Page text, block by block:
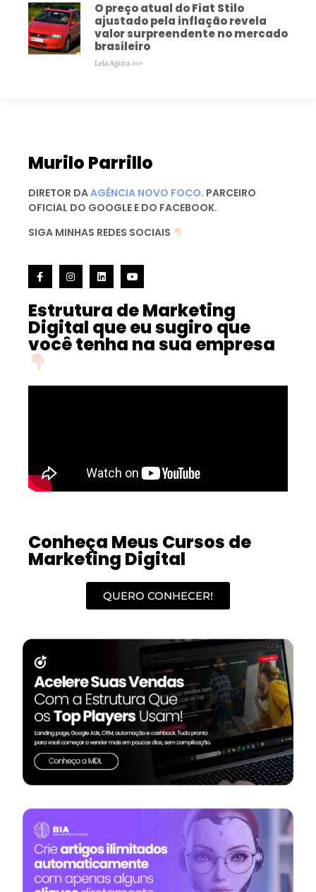
O preço atual do Fiat Stilo
ajustado pela inflação revela
valor surpreendente no mercado
brasileiro
Leia Agora >>>
Murilo Parrillo
DIRETOR DAAGÊNCIA NOVO FOCO. PARCEIRO
OFICIAL DO GOOGLE E DO FACEBOOK.
SIGA MINHAS REDES SOCIAIS
Estrutura de Marketing
Digital que eu sugiro que
você tenha na sua empresa
Conheça Meus Cursos de
Marketing Digital
QUERO CONHECER!